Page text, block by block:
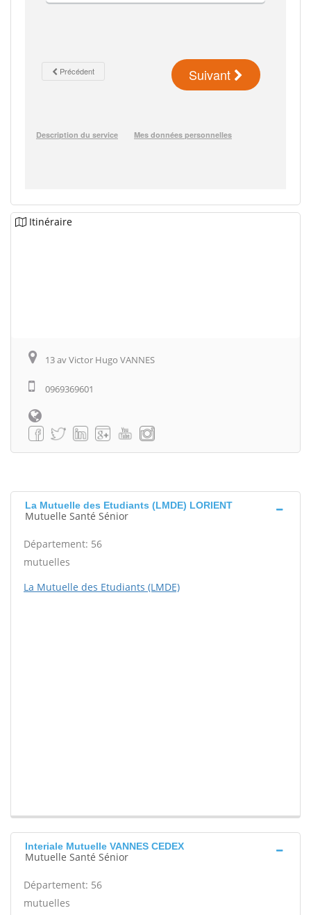
Itinéraire
13 av Victor Hugo VANNES
0969369601
La Mutuelle des Etudiants (LMDE) LORIENT
Mutuelle Santé Sénior
Département: 56
mutuelles
La Mutuelle des Etudiants (LMDE)
Interiale Mutuelle VANNES CEDEX
Mutuelle Santé Sénior
Département: 56
mutuelles